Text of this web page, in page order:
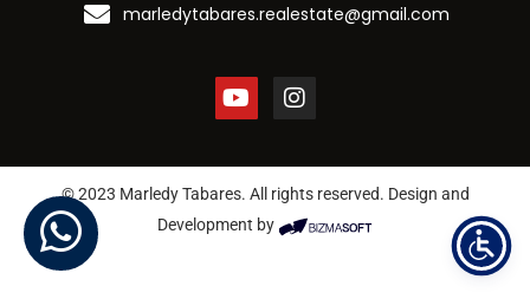
marledytabares.realestate@gmail.com
© 2023 Marledy Tabares. All rights reserved. Design and
Development by